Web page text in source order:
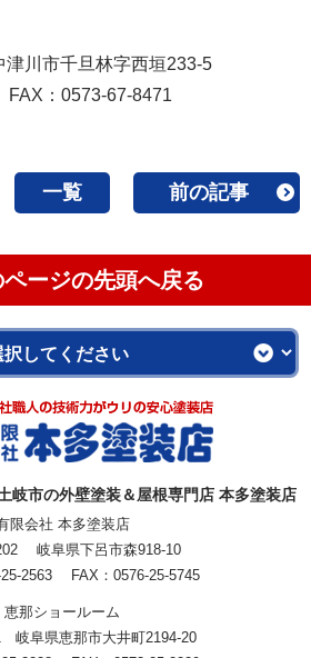
川市千旦林字西垣233-5
：0573-67-8471
一覧 前の記事
ページの先頭へ戻る
岐市の外壁塗装＆屋根専門店 本多塗装店
限会社 本多塗装店
岐阜県下呂市森918-10
25-2563 FAX：0576-25-5745
恵那ショールーム
岐阜県恵那市大井町2194-20